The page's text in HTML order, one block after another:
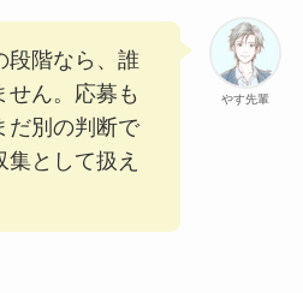
やす先輩
段階なら、誰
せん。応募も
だ別の判断で
として扱え